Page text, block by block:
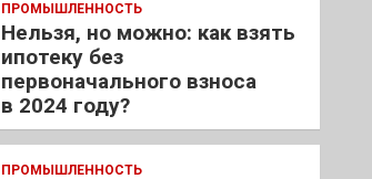
ПРОМЫШЛЕННОСТЬ
Нельзя, но можно: как взять
ипотеку без
первоначального взноса
в 2024 году?
ПРОМЫШЛЕННОСТЬ